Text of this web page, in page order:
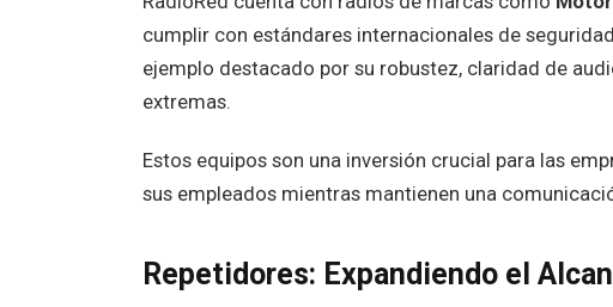
cumplir con estándares internacionales de
ejemplo destacado por su robustez, claridad de
extremas.
Estos equipos son una inversión crucial para las
sus empleados mientras mantienen una
Repetidores: Expandiendo el